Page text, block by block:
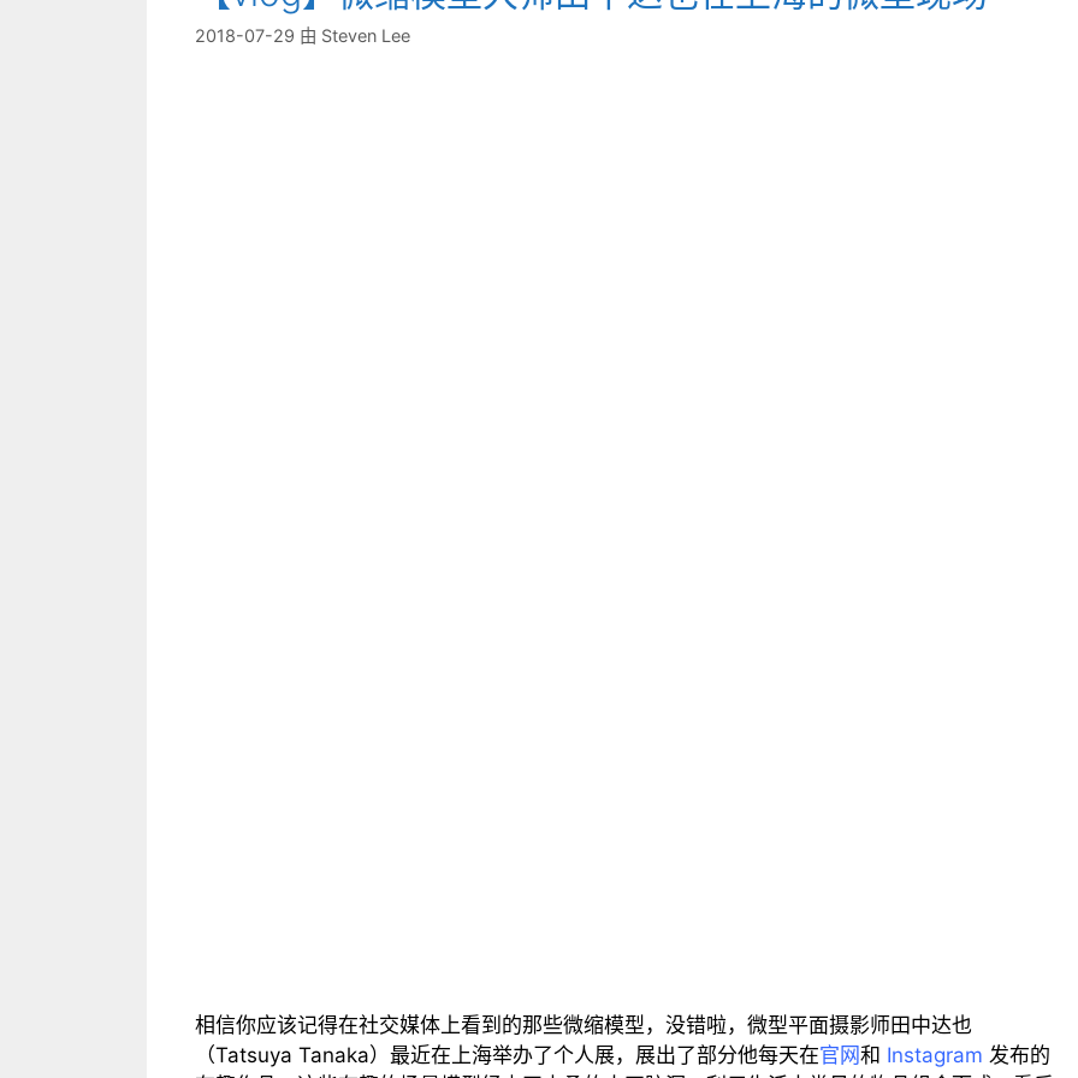
2018-07-29 由 Steven Lee
相信你应该记得在社交媒体上看到的那些微缩模型，没错啦，微型平面摄影师田中达也
（Tatsuya Tanaka）最近在上海举办了个人展，展出了部分他每天在官网和 Instagram 发布的